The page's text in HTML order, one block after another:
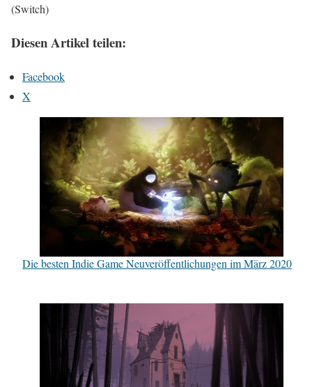
(Switch)
Diesen Artikel teilen:
Facebook
X
Die besten Indie Game Neuveröffentlichungen im März 2020